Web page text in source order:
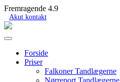
Fremragende 4.9
Akut kontakt
Forside
Priser
Falkoner Tandlægerne
Nørreport Tandlægerne